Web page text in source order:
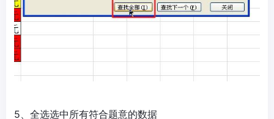
5、全选选中所有符合题意的数据